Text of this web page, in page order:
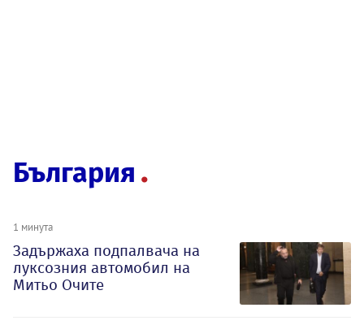
България
1 минута
Задържаха подпалвача на
луксозния автомобил на
Митьо Очите